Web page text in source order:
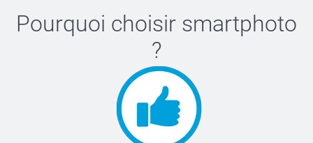
Pourquoi choisir smartphoto
?